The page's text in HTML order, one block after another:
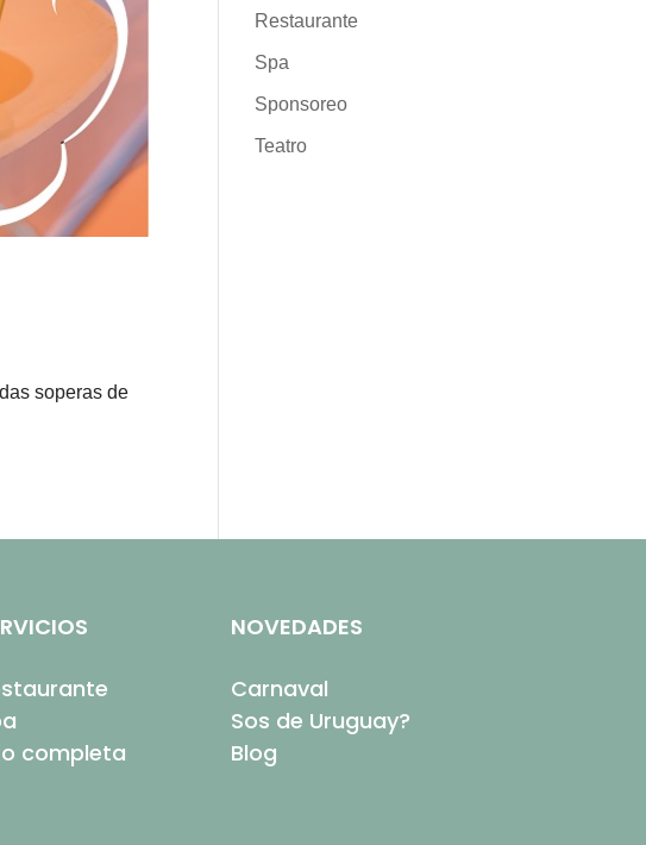
soperas de
Restaurante
Spa
Sponsoreo
Teatro
completa
NOVEDADES
Carnaval
Sos de Uruguay?
Blog